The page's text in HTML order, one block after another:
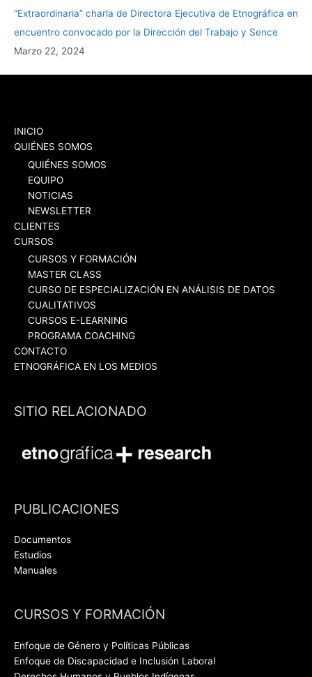
“Extraordinaria” charla de Directora Ejecutiva de Etnográfica en
encuentro convocado por la Dirección del Trabajo y Sence
Marzo 22, 2024
INICIO
QUIÉNES SOMOS
QUIÉNES SOMOS
EQUIPO
NOTICIAS
NEWSLETTER
CLIENTES
CURSOS
CURSOS Y FORMACIÓN
MASTER CLASS
CURSO DE ESPECIALIZACIÓN EN ANÁLISIS DE DATOS
CUALITATIVOS
CURSOS E-LEARNING
PROGRAMA COACHING
CONTACTO
ETNOGRÁFICA EN LOS MEDIOS
SITIO RELACIONADO
PUBLICACIONES
Documentos
Estudios
Manuales
CURSOS Y FORMACIÓN
Enfoque de Género y Políticas Públicas
Enfoque de Discapacidad e Inclusión Laboral